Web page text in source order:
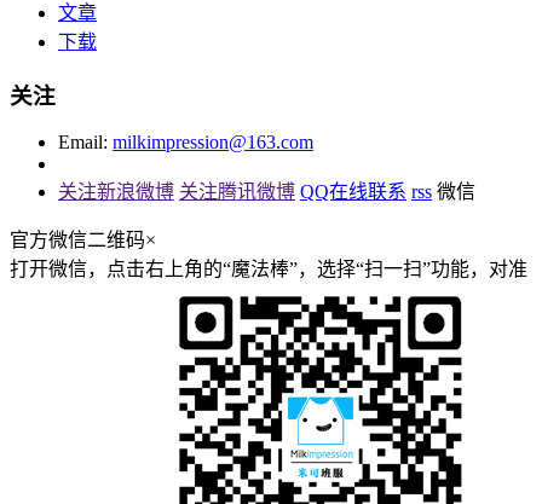
文章
下载
关注
Email: milkimpression@163.com
关注新浪微博 关注腾讯微博 QQ在线联系 rss 微信
官方微信二维码×
打开微信，点击右上角的“魔法棒”，选择“扫一扫”功能，对准